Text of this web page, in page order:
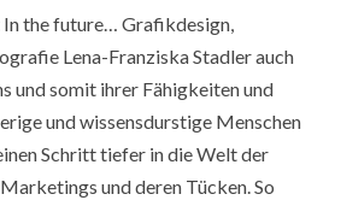
In the future… Grafikdesign,
Lena-Franziska Stadler auch
und somit ihrer Fähigkeiten und
und wissensdurstige Menschen
Schritt tiefer in die Welt der
und deren Tücken. So